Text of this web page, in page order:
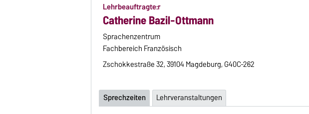
Lehrbeauftragte:r
Catherine Bazil-Ottmann
Sprachenzentrum
Fachbereich Französisch
Zschokkestraße 32, 39104 Magdeburg, G40C-262
Sprechzeiten Lehrveranstaltungen